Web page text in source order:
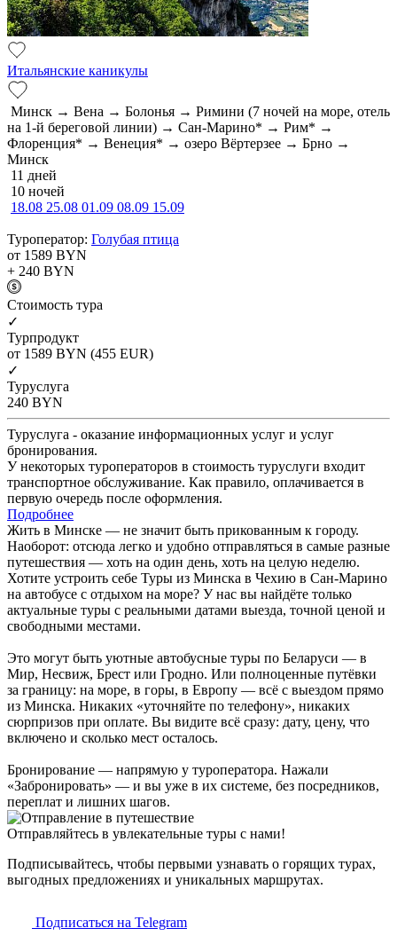
Итальянские каникулы
Минск → Вена → Болонья → Римини (7 ночей на море, отель
на 1-й береговой линии) → Сан-Марино* → Рим* →
Флоренция* → Венеция* → озеро Вёртерзее → Брно →
Минск
11 дней
10 ночей
18.08 25.08 01.09 08.09 15.09
Туроператор: Голубая птица
от 1589 BYN
+ 240 BYN
Cтоимость тура
✓
Турпродукт
от 1589 BYN (455 EUR)
✓
Туруслуга
240 BYN
Туруслуга - оказание информационных услуг и услуг
бронирования.
У некоторых туроператоров в стоимость туруслуги входит
транспортное обслуживание. Как правило, оплачивается в
первую очередь после оформления.
Подробнее
Жить в Минске — не значит быть прикованным к городу.
Наоборот: отсюда легко и удобно отправляться в самые разные
путешествия — хоть на один день, хоть на целую неделю.
Хотите устроить себе Туры из Минска в Чехию в Сан-Марино
на автобусе с отдыхом на море? У нас вы найдёте только
актуальные туры с реальными датами выезда, точной ценой и
свободными местами.
Это могут быть уютные автобусные туры по Беларуси — в
Мир, Несвиж, Брест или Гродно. Или полноценные путёвки
за границу: на море, в горы, в Европу — всё с выездом прямо
из Минска. Никаких «уточняйте по телефону», никаких
сюрпризов при оплате. Вы видите всё сразу: дату, цену, что
включено и сколько мест осталось.
Бронирование — напрямую у туроператора. Нажали
«Забронировать» — и вы уже в их системе, без посредников,
переплат и лишних шагов.
Отправляйтесь в увлекательные туры с нами!
Подписывайтесь, чтобы первыми узнавать о горящих турах,
выгодных предложениях и уникальных маршрутах.
Подписаться на Telegram